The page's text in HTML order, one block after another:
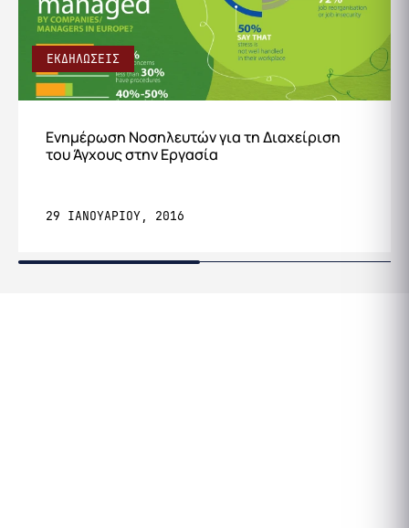
ΕΚΔΗΛΩΣΕΙΣ
Ενημέρωση Nοσηλευτών για τη Διαχείριση
του Άγχους στην Εργασία
29 ΙΑΝΟΥΑΡΙΟΥ, 2016